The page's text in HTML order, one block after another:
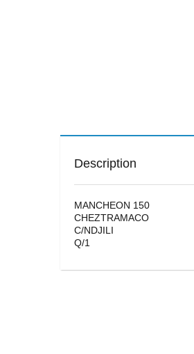
Description
MANCHEON 150
CHEZTRAMACO
C/NDJILI
Q/1